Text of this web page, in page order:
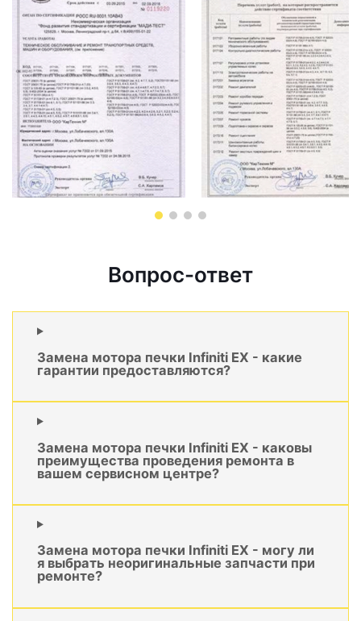
Вопрос-ответ
Замена мотора печки Infiniti EX - какие
гарантии предоставляются?
Замена мотора печки Infiniti EX - каковы
преимущества проведения ремонта в
вашем сервисном центре?
Замена мотора печки Infiniti EX - могу ли
я выбрать неоригинальные запчасти при
ремонте?